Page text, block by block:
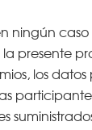
ningún
presente
los datos